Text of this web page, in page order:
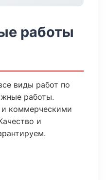
работы
виды работ по
работы.
коммерческими
и